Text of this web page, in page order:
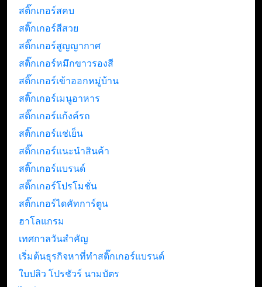
สติ๊กเกอร์สคบ
สติ๊กเกอร์สีสวย
สติ๊กเกอร์สูญญากาศ
สติ๊กเกอร์หมึกขาวรองสี
สติ๊กเกอร์เข้าออกหมู่บ้าน
สติ๊กเกอร์เมนูอาหาร
สติ๊กเกอร์แก้งค์รถ
สติ๊กเกอร์แช่เย็น
สติ๊กเกอร์แนะนำสินค้า
สติ๊กเกอร์แบรนด์
สติ๊กเกอร์โปรโมชั่น
สติ๊กเกอร์ไดคัทการ์ตูน
ฮาโลแกรม
เทศกาลวันสำคัญ
เริ่มต้นธุรกิจหาที่ทำสติ๊กเกอร์แบรนด์
ใบปลิว โปรชัวร์ นามบัตร